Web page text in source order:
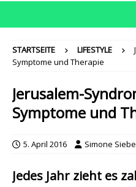
STARTSEITE LIFESTYLE
Symptome und Therapie
Jerusalem-
Symptome und
5. April 2016 Simone
Jedes Jahr zieht es